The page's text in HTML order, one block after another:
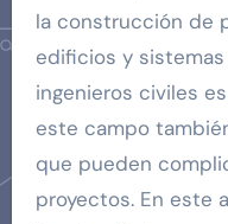
la construcción de
edificios y
ingenieros civiles
este campo
que pueden
proyectos. En este